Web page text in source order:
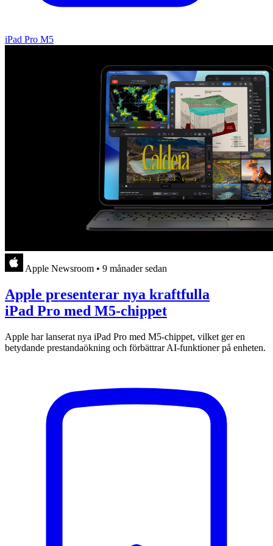
iPad Pro M5
Apple Newsroom • 9 månader sedan
Apple presenterar nya kraftfulla
iPad Pro med M5-chippet
Apple har lanserat nya iPad Pro med M5-chippet, vilket ger en
betydande prestandaökning och förbättrar AI-funktioner på enheten.